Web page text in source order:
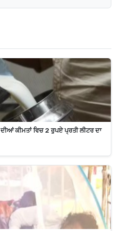
ਕੀਮਤਾਂ ਵਿਚ 2 ਰੁਪਏ ਪ੍ਰਤੀ ਲੀਟਰ ਦਾ